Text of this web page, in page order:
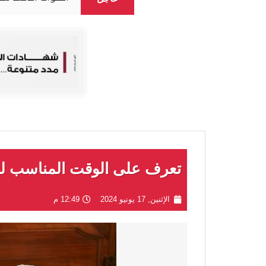
تعرف على الوقت المناسب
الإثنين, 17 يونيو 2024 12:49 م